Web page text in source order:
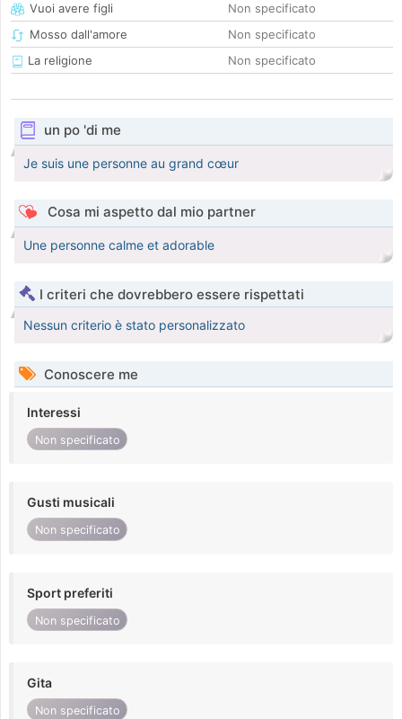
Vuoi avere figli
Non specificato
Mosso dall'amore
Non specificato
La religione
Non specificato
un po 'di me
Je suis une personne au grand cœur
Cosa mi aspetto dal mio partner
Une personne calme et adorable
I criteri che dovrebbero essere rispettati
Nessun criterio è stato personalizzato
Conoscere me
Interessi
Non specificato
Gusti musicali
Non specificato
Sport preferiti
Non specificato
Gita
Non specificato